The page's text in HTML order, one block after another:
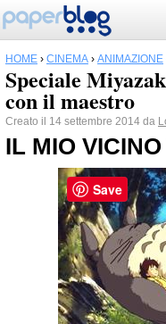
HOME › CINEMA › ANIMAZIONE
Speciale
con il maestro
Creato il 14 settembre 2014 da
IL MIO
Save